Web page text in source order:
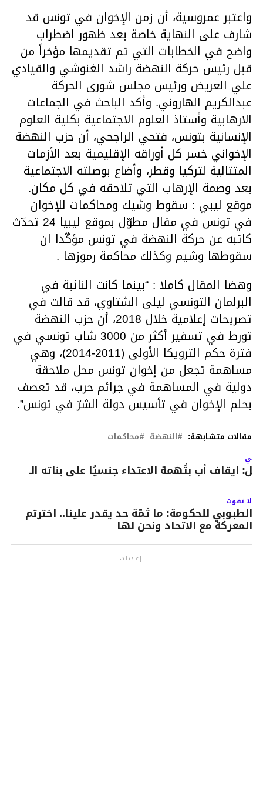
واعتبر عمروسية، أن زمن الإخوان في تونس قد
شارف على النهاية خاصة بعد ظهور اضطراب
واضح في الخطابات التي تم تقديمها مؤخراً من
قبل رئيس حركة النهضة راشد الغنوشي والقيادي
علي العريض ورئيس مجلس شورى الحركة
عبدالكريم الهاروني. وأكد الباحث في الجماعات
الارهابية وأستاذ العلوم الاجتماعية بكلية العلوم
الإنسانية بتونس، فتحي الراجحي، أن حزب النهضة
الإخواني خسر كل أوراقه الإقليمية بعد الأزمات
المتتالية لتركيا وقطر، وأضاع بوصلته الاجتماعية
بعد وصمة الإرهاب التي تلاحقه في كل مكان.
موقع ليبي : سقوط وشيك ومحاكمات للإخوان
في تونس في مقال مطوّل بموقع ليبيا 24 تحدّث
كاتبه عن حركة النهضة في تونس مؤكّدا ان
سقوطها وشيم وكذلك محاكمة رموزها .
وهضا المقال كاملا : “بينما كانت النائبة في
البرلمان التونسي ليلى الشتاوي، قد قالت في
تصريحات إعلامية خلال 2018، أن حزب النهضة
تورط في تسفير أكثر من 3000 شاب تونسي في
فترة حكم الترويكا الأولى (2011-2014)، وهي
مساهمة تجعل من إخوان تونس محل ملاحقة
دولية في المساهمة في جرائم حرب، قد تعصف
بحلم الإخوان في تأسيس دولة الشرّ في تونس”.
مقالات متشابهة: النهضة محاكمات
ايقاف أب بتُهمة الاعتداء جنسيًا على بناته الـ
لا تفوت
الطبوبي للحكومة: ما ثمّة حد يقدر علينا.. اخترتم
المعركة مع الاتحاد ونحن لها
إعلانات